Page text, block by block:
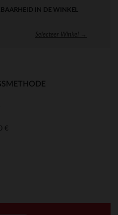
IN DE WINKEL
Selecteer Winkel →
€